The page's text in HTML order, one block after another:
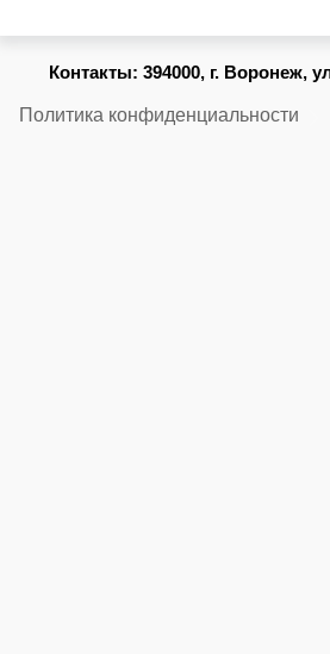
Контакты: 394000, г. Воронеж,
Политика конфиденциальности